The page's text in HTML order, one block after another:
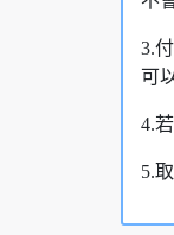
3.
可
4.
5.